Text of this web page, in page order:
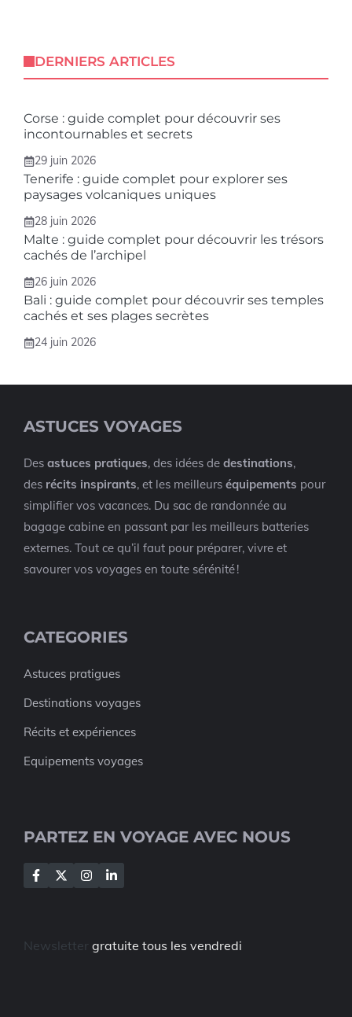
DERNIERS ARTICLES
Corse : guide complet pour découvrir ses
incontournables et secrets
29 juin 2026
Tenerife : guide complet pour explorer ses
paysages volcaniques uniques
28 juin 2026
Malte : guide complet pour découvrir les trésors
cachés de l’archipel
26 juin 2026
Bali : guide complet pour découvrir ses temples
cachés et ses plages secrètes
24 juin 2026
ASTUCES VOYAGES
Des astuces pratiques, des idées de destinations,
des récits inspirants, et les meilleurs équipements pour
simplifier vos vacances. Du sac de randonnée au
bagage cabine en passant par les meilleurs batteries
externes. Tout ce qu’il faut pour préparer, vivre et
savourer vos voyages en toute sérénité !
CATEGORIES
Astuces pratigues
Destinations voyages
Récits et expériences
Equipements voyages
PARTEZ EN VOYAGE AVEC NOUS
Newsletter gratuite tous les vendredi